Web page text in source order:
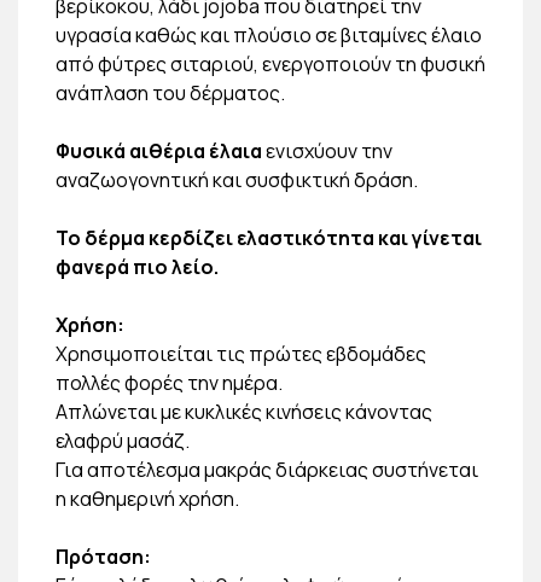
βερίκοκου, λάδι jojoba που διατηρεί την
υγρασία καθώς και πλούσιο σε βιταμίνες έλαιο
από φύτρες σιταριού, ενεργοποιούν τη φυσική
ανάπλαση του δέρματος.
Φυσικά αιθέρια έλαιαενισχύουν την
αναζωογονητική και συσφικτική δράση.
Το δέρμα κερδίζει ελαστικότητα και γίνεται
φανερά πιο λείο.
Χρήση:
Χρησιμοποιείται τις πρώτες εβδομάδες
πολλές φορές την ημέρα.
Απλώνεται με κυκλικές κινήσεις κάνοντας
ελαφρύ μασάζ.
Για αποτέλεσμα μακράς διάρκειας συστήνεται
η καθημερινή χρήση.
Πρόταση: